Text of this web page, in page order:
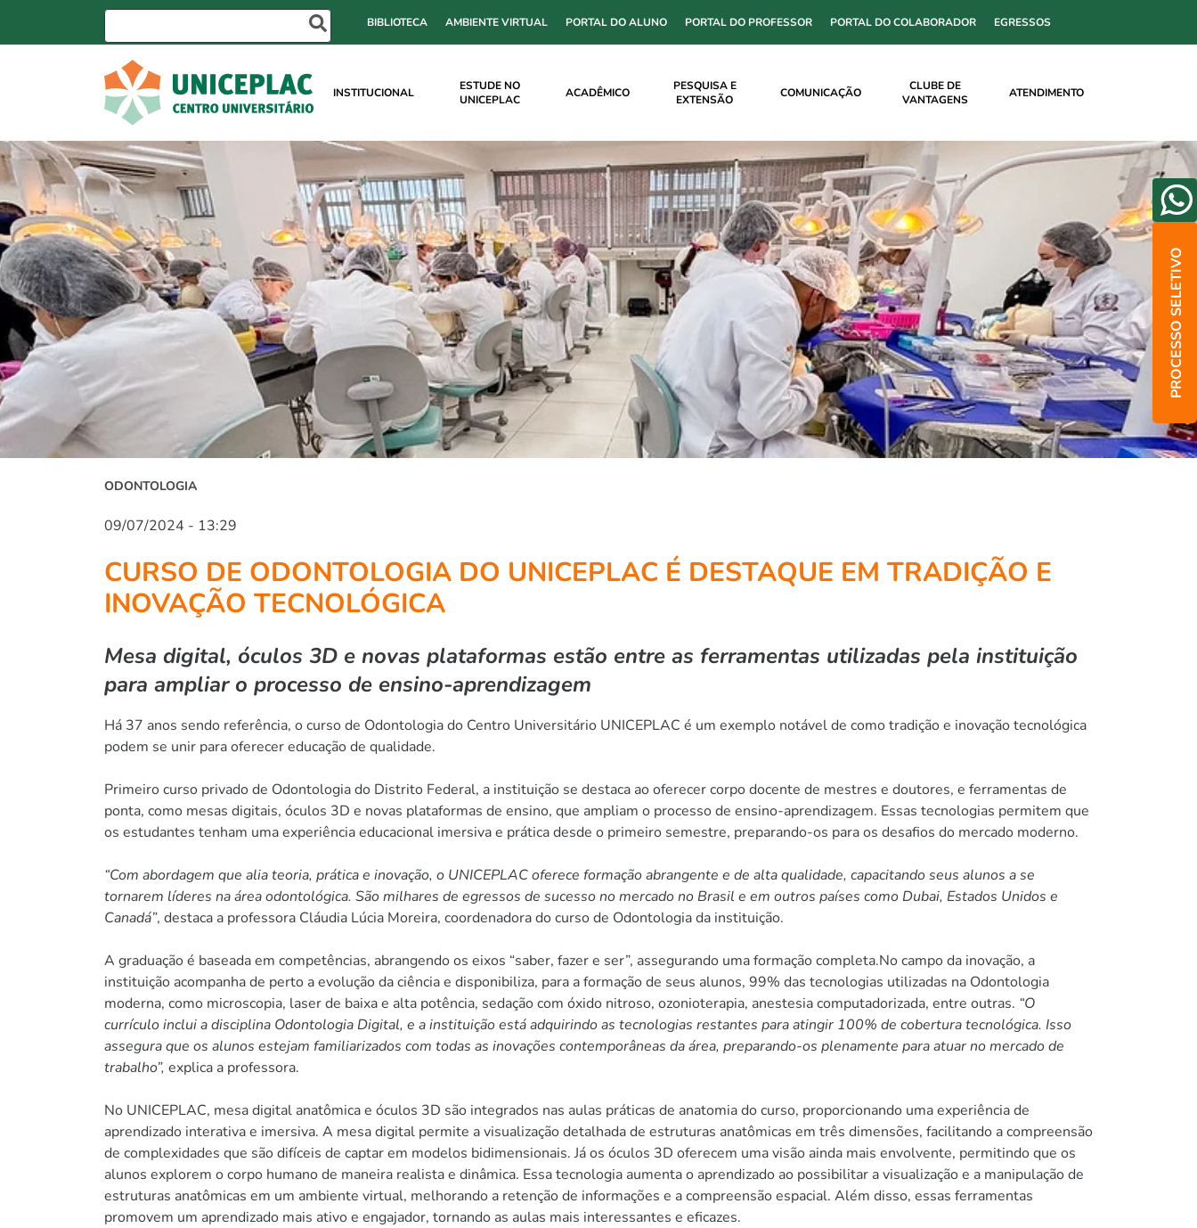
BIBLIOTECA AMBIENTE VIRTUAL PORTAL DO ALUNO PORTAL DO PROFESSOR PORTAL DO COLABORADOR EGRESSOS
INSTITUCIONAL
ESTUDE NO
UNICEPLAC
ACADÊMICO
PESQUISA E
EXTENSÃO
COMUNICAÇÃO
CLUBE DE
VANTAGENS
ATENDIMENTO
PROCESSO SELETIVO
ODONTOLOGIA
09/07/2024 - 13:29
CURSO DE ODONTOLOGIA DO UNICEPLAC É DESTAQUE EM TRADIÇÃO E
INOVAÇÃO TECNOLÓGICA
Mesa digital, óculos 3D e novas plataformas estão entre as ferramentas utilizadas pela instituição
para ampliar o processo de ensino-aprendizagem
Há 37 anos sendo referência, o curso de Odontologia do Centro Universitário UNICEPLAC é um exemplo notável de como tradição e inovação tecnológica
podem se unir para oferecer educação de qualidade.
Primeiro curso privado de Odontologia do Distrito Federal, a instituição se destaca ao oferecer corpo docente de mestres e doutores, e ferramentas de
ponta, como mesas digitais, óculos 3D e novas plataformas de ensino, que ampliam o processo de ensino-aprendizagem. Essas tecnologias permitem que
os estudantes tenham uma experiência educacional imersiva e prática desde o primeiro semestre, preparando-os para os desafios do mercado moderno.
“Com abordagem que alia teoria, prática e inovação, o UNICEPLAC oferece formação abrangente e de alta qualidade, capacitando seus alunos a se
tornarem líderes na área odontológica. São milhares de egressos de sucesso no mercado no Brasil e em outros países como Dubai, Estados Unidos e
Canadá”, destaca a professora Cláudia Lúcia Moreira, coordenadora do curso de Odontologia da instituição.
A graduação é baseada em competências, abrangendo os eixos “saber, fazer e ser”, assegurando uma formação completa.No campo da inovação, a
instituição acompanha de perto a evolução da ciência e disponibiliza, para a formação de seus alunos, 99% das tecnologias utilizadas na Odontologia
moderna, como microscopia, laser de baixa e alta potência, sedação com óxido nitroso, ozonioterapia, anestesia computadorizada, entre outras. “O
currículo inclui a disciplina Odontologia Digital, e a instituição está adquirindo as tecnologias restantes para atingir 100% de cobertura tecnológica. Isso
assegura que os alunos estejam familiarizados com todas as inovações contemporâneas da área, preparando-os plenamente para atuar no mercado de
trabalho”, explica a professora.
No UNICEPLAC, mesa digital anatômica e óculos 3D são integrados nas aulas práticas de anatomia do curso, proporcionando uma experiência de
aprendizado interativa e imersiva. A mesa digital permite a visualização detalhada de estruturas anatômicas em três dimensões, facilitando a compreensão
de complexidades que são difíceis de captar em modelos bidimensionais. Já os óculos 3D oferecem uma visão ainda mais envolvente, permitindo que os
alunos explorem o corpo humano de maneira realista e dinâmica. Essa tecnologia aumenta o aprendizado ao possibilitar a visualização e a manipulação de
estruturas anatômicas em um ambiente virtual, melhorando a retenção de informações e a compreensão espacial. Além disso, essas ferramentas
promovem um aprendizado mais ativo e engajador, tornando as aulas mais interessantes e eficazes.